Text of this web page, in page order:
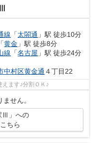
線 「太閤通 」駅 徒歩10分
「黄金 」駅 徒歩8分
線 「名古屋 」駅 徒歩24分
中村区黄金通 ４丁目22
ます♪分割ＯＫ♪
せん。
Ⅲ」への
ちら